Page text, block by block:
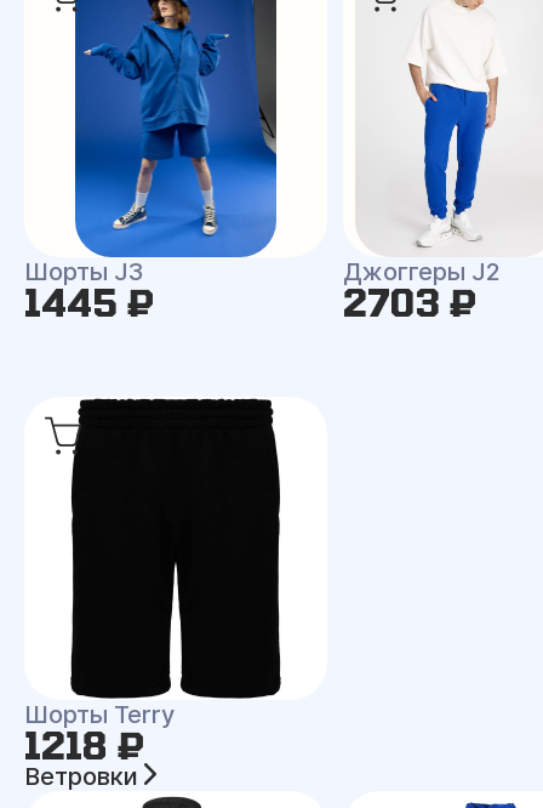
Шорты J3
1445 ₽
Джоггеры J2
2703 ₽
Шорты Terry
1218 ₽
Ветровки